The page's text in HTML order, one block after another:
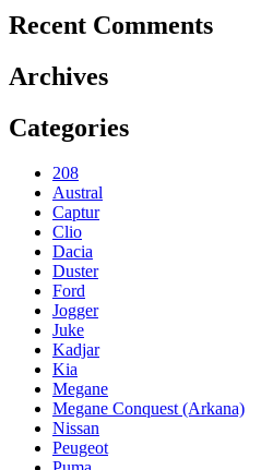
Recent Comments
Archives
Categories
208
Austral
Captur
Clio
Dacia
Duster
Ford
Jogger
Juke
Kadjar
Kia
Megane
Megane Conquest (Arkana)
Nissan
Peugeot